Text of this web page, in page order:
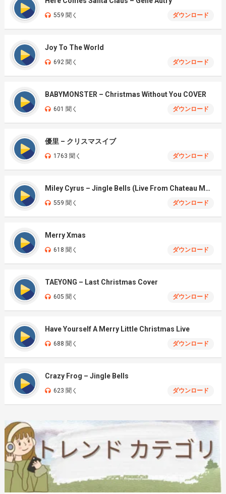
559 聞く ダウンロード
Joy To The World
692 聞く ダウンロード
BABYMONSTER – Christmas Without You COVER
601 聞く ダウンロード
優里 – クリスマスイブ
1763 聞く ダウンロード
Miley Cyrus – Jingle Bells (Live From Chateau Marmont)
559 聞く ダウンロード
Merry Xmas
618 聞く ダウンロード
TAEYONG – Last Christmas Cover
605 聞く ダウンロード
Have Yourself A Merry Little Christmas Live
688 聞く ダウンロード
Crazy Frog – Jingle Bells
623 聞く ダウンロード